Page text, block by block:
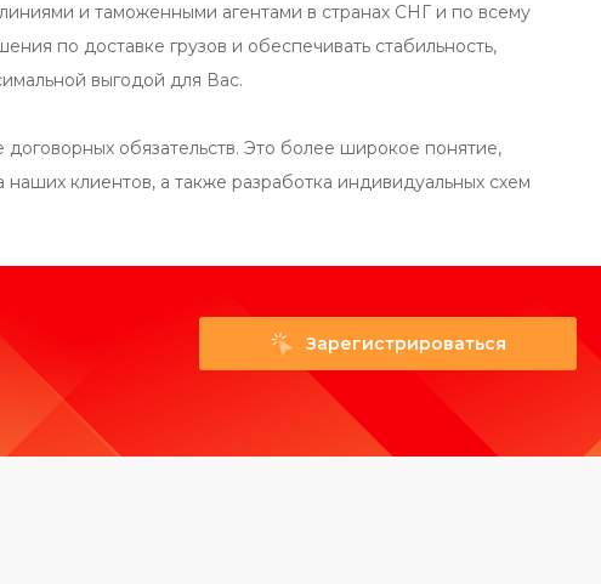
и таможенными агентами в странах СНГ и по всему
по доставке грузов и обеспечивать стабильность,
выгодой для Вас.
обязательств. Это более широкое понятие,
клиентов, а также разработка индивидуальных схем
Зарегистрироваться